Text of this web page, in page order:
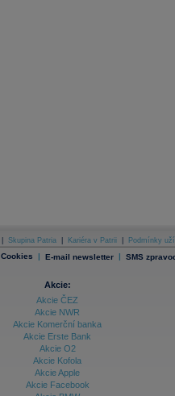
Skupina Patria Kariéra v Patrii Podmínky
Cookies | E-mail newsletter | SMS
Akcie:
Akcie ČEZ
Akcie NWR
Akcie Komerční banka
Akcie Erste Bank
Akcie O2
Akcie Kofola
Akcie Apple
Akcie Facebook